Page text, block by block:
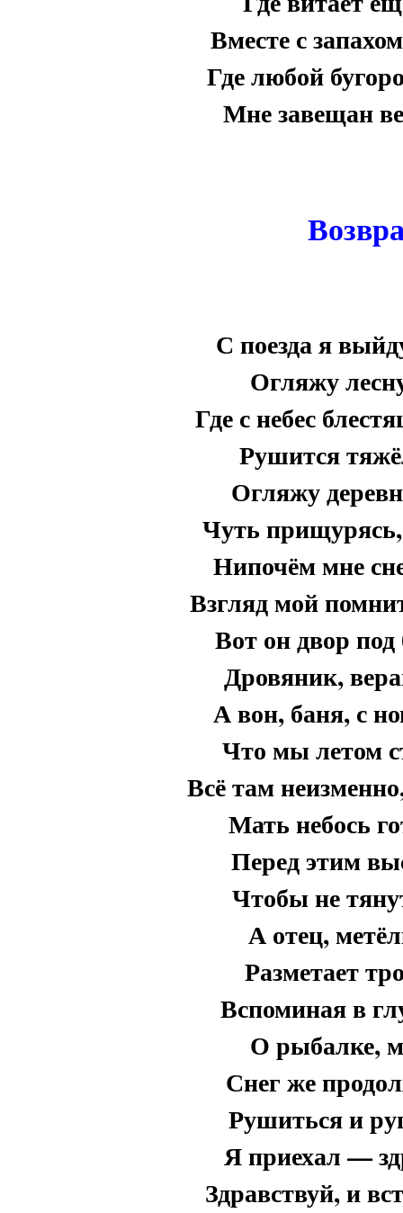
Вместе с
Где любой
Мне завещан
С поезда я
Огляжу
Где с небес
Рушится
Огляжу
Чуть
Нипочём мне
Взгляд мой
Вот он двор
Дровяник,
А вон, баня, с
Что мы летом
Всё там
Мать небось
Перед этим
Чтобы не
А отец,
Разметает
Вспоминая в
О рыбалке,
Снег же
Рушиться и
Я приехал —
Здравствуй, и